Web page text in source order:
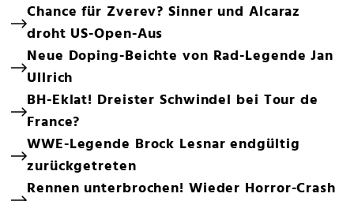
Chance für Zverev? Sinner und Alcaraz
droht US-Open-Aus
Neue Doping-Beichte von Rad-Legende Jan
Ullrich
BH-Eklat! Dreister Schwindel bei Tour de
France?
WWE-Legende Brock Lesnar endgültig
zurückgetreten
Rennen unterbrochen! Wieder Horror-Crash